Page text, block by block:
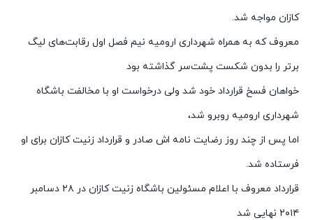
کازان مواجه شد.
معروف که به همراه شهرداری ارومیه نیم فصل اول رقابت‌های لیگ
برتر را بدون شکست پشت‌سر گذاشته بود
خواهان فسخ قرارداد خود شد ولی درخواست او با مخالفت باشگاه
شهرداری ارومیه روبرو شد،
اما پس از چند روز رضایت نامه اش صادر و قرارداد زنیت کازان برای او
فرستاده شد.
قرارداد معروف با اعلام مسئولین باشگاه زنیت کازان در ۲۸ دسامبر
۲۰۱۴ نهایی شد